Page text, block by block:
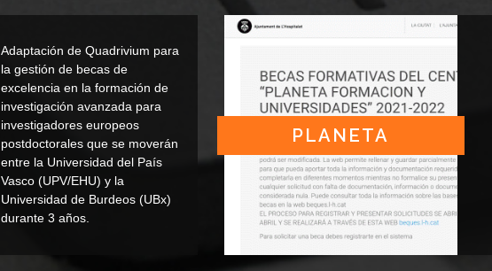
Adaptación de Quadrivium para
la gestión de becas de
excelencia en la formación de
investigación avanzada para
investigadores europeos
postdoctorales que se moverán
entre la Universidad del País
Vasco (UPV/EHU) y la
Universidad de Burdeos (UBx)
durante 3 años.
PLANETA